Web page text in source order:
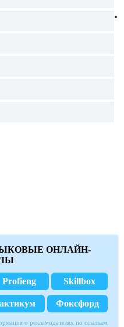
ОНЛАЙН-
Profieng Skillbox
Фоксфорд
о рекламодателях по ссылкам.